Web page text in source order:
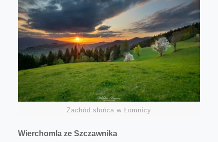
Zachód słońca w Łomnicy
Wierchomla ze Szczawnika